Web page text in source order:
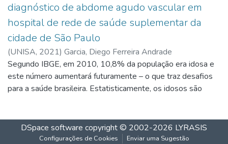
diagnóstico de abdome agudo vascular em
hospital de rede de saúde suplementar da
cidade de São Paulo
(UNISA, 2021) Garcia, Diego Ferreira Andrade
Segundo IBGE, em 2010, 10,8% da população era idosa e
este número aumentará futuramente – o que traz desafios
para a saúde brasileira. Estatisticamente, os idosos são
prognóstico de pacientes de um hospital com Abdome
Agudo Vascular, enquadrados como Isquemia Mesentérica
DSpace software copyright © 2002-2026 LYRASIS
Configurações de Cookies Enviar uma Sugestão